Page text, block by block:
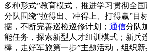
多种形式”教育模式，推进学习贯彻全
分队围绕“拉得出、冲得上、打得赢”目
据，不断完善巡检巡修计划； 通信分队
能任务，探索新型人才组训模式；新兵
棒，走好军旅第一步”主题活动，组织